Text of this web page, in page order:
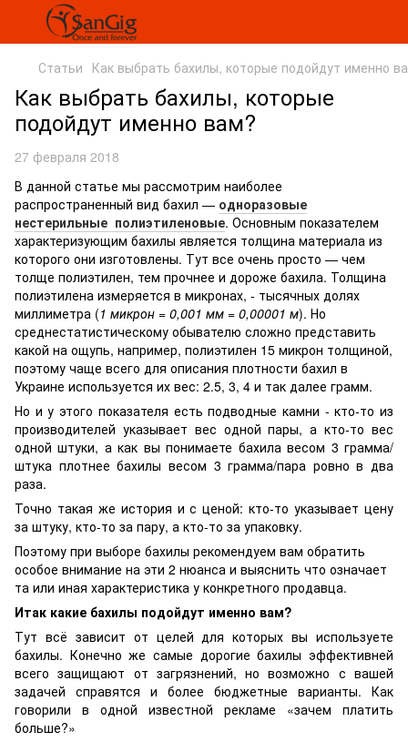
Статьи Как выбрать бахилы, которые подойдут именно
Как выбрать бахилы, которые
подойдут именно вам?
27 февраля 2018
В данной статье мы рассмотрим наиболее
распространенный вид бахил — одноразовые
нестерильные полиэтиленовые. Основным показателем
характеризующим бахилы является толщина материала из
которого они изготовлены. Тут все очень просто — чем
толще полиэтилен, тем прочнее и дороже бахила. Толщина
полиэтилена измеряется в микронах, - тысячных долях
миллиметра (1 микрон = 0,001 мм = 0,00001 м). Но
среднестатистическому обывателю сложно представить
какой на ощупь, например, полиэтилен 15 микрон толщиной,
поэтому чаще всего для описания плотности бахил в
Украине используется их вес: 2.5, 3, 4 и так далее грамм.
Но и у этого показателя есть подводные камни - кто-то из
производителей указывает вес одной пары, а кто-то вес
одной штуки, а как вы понимаете бахила весом 3 грамма/
штука плотнее бахилы весом 3 грамма/пара ровно в два
раза.
Точно такая же история и с ценой: кто-то указывает цену
за штуку, кто-то за пару, а кто-то за упаковку.
Поэтому при выборе бахилы рекомендуем вам обратить
особое внимание на эти 2 нюанса и выяснить что означает
та или иная характеристика у конкретного продавца.
Итак какие бахилы подойдут именно вам?
Тут всё зависит от целей для которых вы используете
бахилы. Конечно же самые дорогие бахилы эффективней
всего защищают от загрязнений, но возможно с вашей
задачей справятся и более бюджетные варианты. Как
говорили в одной известной рекламе «зачем платить
больше?»